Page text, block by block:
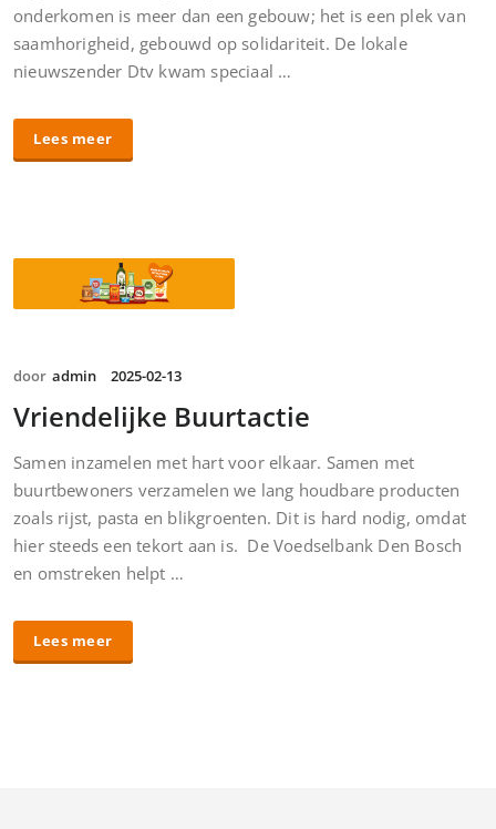
onderkomen is meer dan een gebouw; het is een plek van
saamhorigheid, gebouwd op solidariteit. De lokale
nieuwszender Dtv kwam speciaal …
Lees meer
door admin 2025-02-13
Vriendelijke Buurtactie
Samen inzamelen met hart voor elkaar. Samen met
buurtbewoners verzamelen we lang houdbare producten
zoals rijst, pasta en blikgroenten. Dit is hard nodig, omdat
hier steeds een tekort aan is. De Voedselbank Den Bosch
en omstreken helpt …
Lees meer